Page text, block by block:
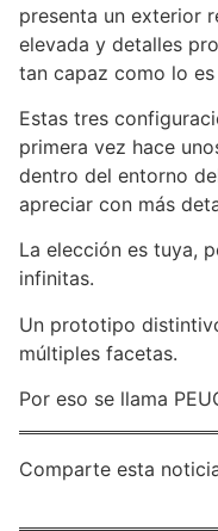
presenta un exterior
elevada y detalles
tan capaz como lo
Estas tres
primera vez hace
dentro del entorno
apreciar con más
La elección es tuya,
infinitas.
Un prototipo
múltiples facetas.
Por eso se llama
Comparte esta